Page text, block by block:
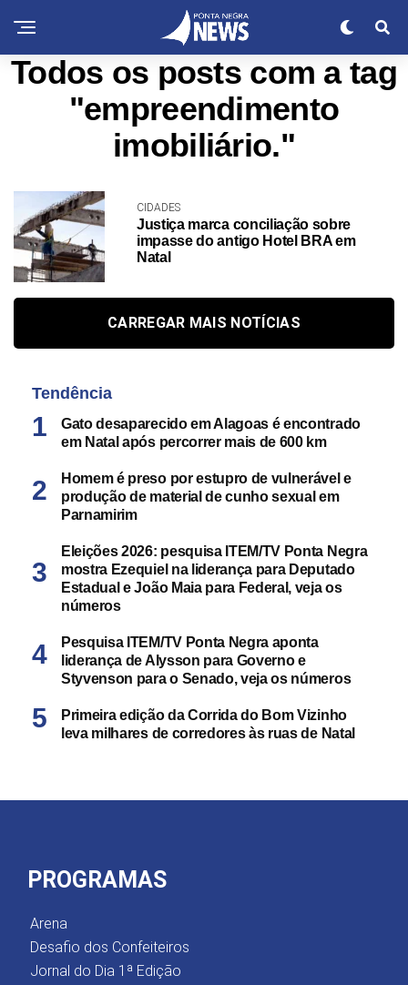
Todos os posts com a tag
"empreendimento
imobiliário."
CIDADES
Justiça marca conciliação sobre
impasse do antigo Hotel BRA em
Natal
CARREGAR MAIS NOTÍCIAS
Tendência
Gato desaparecido em Alagoas é encontrado
em Natal após percorrer mais de 600 km
Homem é preso por estupro de vulnerável e
produção de material de cunho sexual em
Parnamirim
Eleições 2026: pesquisa ITEM/TV Ponta Negra
mostra Ezequiel na liderança para Deputado
Estadual e João Maia para Federal, veja os
números
Pesquisa ITEM/TV Ponta Negra aponta
liderança de Alysson para Governo e
Styvenson para o Senado, veja os números
Primeira edição da Corrida do Bom Vizinho
leva milhares de corredores às ruas de Natal
PROGRAMAS
Arena
Desafio dos Confeiteiros
Jornal do Dia 1ª Edição